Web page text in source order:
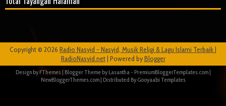
Copyright © 2026 Radio Nasyid - Nasyid, Musik Religi & Lagu Islami Terbaik |
RadioNasyid.net| Powered byBlogger
Design by FThemes| Blogger Theme by Lasantha - PremiumBloggerTemplates.com|
NewBloggerThemes.com| Distributed By Gooyaabi Templates